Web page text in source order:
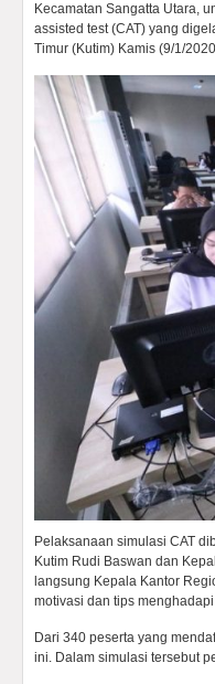
Kecamatan Sangatta Utara,
assisted test (CAT) yang
Timur (Kutim) Kamis (9/1/
Pelaksanaan simulasi CAT
Kutim Rudi Baswan dan
langsung Kepala Kantor
motivasi dan tips
Dari 340 peserta yang
ini. Dalam simulasi tersebut